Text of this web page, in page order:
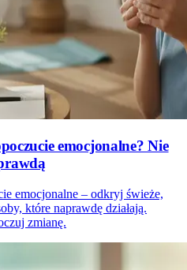
emocjonalne? Nie
emocjonalne – odkryj świeże,
które naprawdę działają.
zmianę.